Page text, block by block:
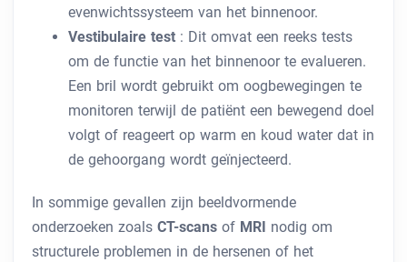
evenwichtssysteem van het binnenoor.
Vestibulaire test : Dit omvat een reeks tests
om de functie van het binnenoor te evalueren.
Een bril wordt gebruikt om oogbewegingen te
monitoren terwijl de patiënt een bewegend doel
volgt of reageert op warm en koud water dat in
de gehoorgang wordt geïnjecteerd.
In sommige gevallen zijn beeldvormende
onderzoeken zoals CT-scans of MRI nodig om
structurele problemen in de hersenen of het